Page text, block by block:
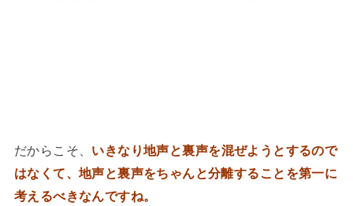
だからこそ、 いきなり地声と裏声を混ぜようとするので
はなくて、地声と裏声をちゃんと分離することを第一に
考えるべきなんですね。